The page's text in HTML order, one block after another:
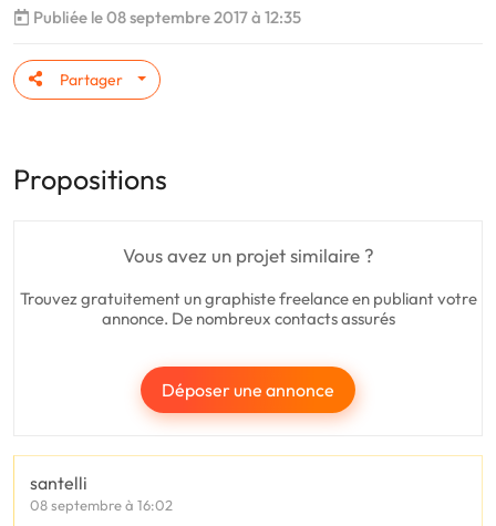
Publiée le 08 septembre 2017 à 12:35
Partager
Propositions
Vous avez un projet similaire ?
Trouvez gratuitement un graphiste freelance en publiant votre
annonce. De nombreux contacts assurés
Déposer une annonce
santelli
08 septembre à 16:02